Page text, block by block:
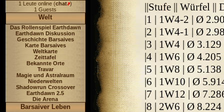
1 Leute online (chat )
1 Guests
Welt
Das Rollenspiel Earthdawn
Earthdawn Diskussion
Geschichte Barsaives
Karte Barsaives
Weltkarte
Zeittafel
Bekannte Orte
Travar
Magie und Astralraum
Niederwelten
Shadowrun Crossover
Earthdawn 2.5
Die Arena
Barsaiver Leben
||Stufe || Würfel ||
|1 | 1W4-2 | Ø
|2 | 1W4-1 | Ø
|3 | 1W4 | Ø 3.129
|4 | 1W6 | Ø 4.205
|5 | 1W8 | Ø 5.138
|6 | 1W10 | Ø
|7 | 1W12 | Ø
|8 | 2W6 | Ø 8.224